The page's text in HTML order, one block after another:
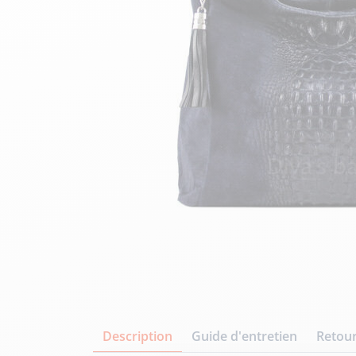
Bomber cuir
Blouson aviateur cuir
Gilets cuir & fourrure
Bomber cuir & blouson
Accessoires
Haute
Bottes cuir femme
Bottines femme cuir
Gipsy
Cockpit USA
Description Guide d'entretien